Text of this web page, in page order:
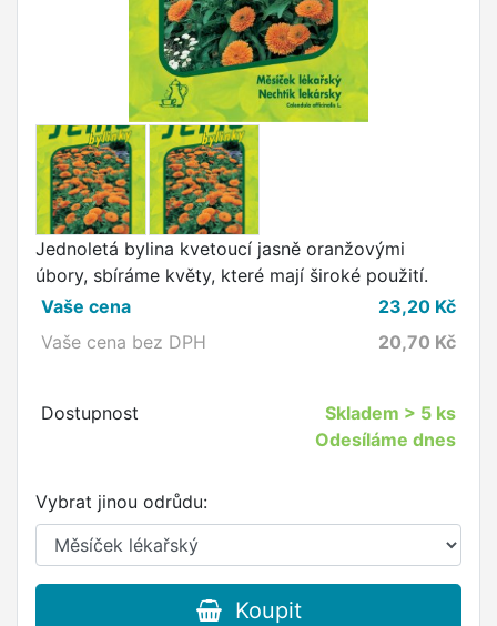
Jednoletá bylina kvetoucí jasně oranžovými
úbory, sbíráme květy, které mají široké použití.
Vaše cena
23,20 Kč
Vaše cena bez DPH
20,70 Kč
Dostupnost Skladem > 5 ks
Odesíláme dnes
Vybrat jinou odrůdu:
Koupit